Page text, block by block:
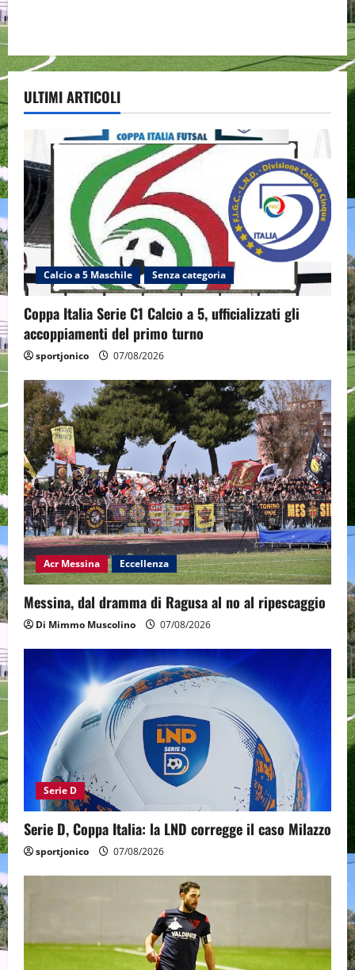
ULTIMI ARTICOLI
Calcio a 5 Maschile Senza categoria
Coppa Italia Serie C1 Calcio a 5, ufficializzati gli
accoppiamenti del primo turno
sportjonico 07/08/2026
Acr Messina Eccellenza
Messina, dal dramma di Ragusa al no al ripescaggio
Di Mimmo Muscolino 07/08/2026
Serie D
Serie D, Coppa Italia: la LND corregge il caso Milazzo
sportjonico 07/08/2026